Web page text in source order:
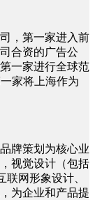
，第一家进入前
合资的广告公
一家进行全球范
家将上海作为
品牌策划为核心业
视觉设计（包括
网形象设计、
为企业和产品提